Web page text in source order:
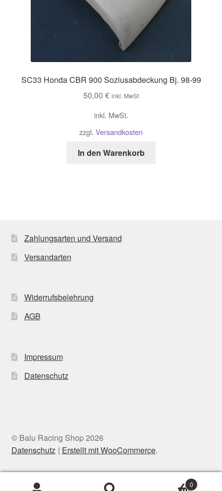
SC33 Honda CBR 900 Soziusabdeckung Bj. 98-99
50,00 € inkl. MwSt
inkl. MwSt.
zzgl. Versandkosten
In den Warenkorb
Zahlungsarten und Versand
Versandarten
Widerrufsbelehrung
AGB
Impressum
Datenschutz
© Balu Racing Shop 2026
Datenschutz
Erstellt mit WooCommerce.
0